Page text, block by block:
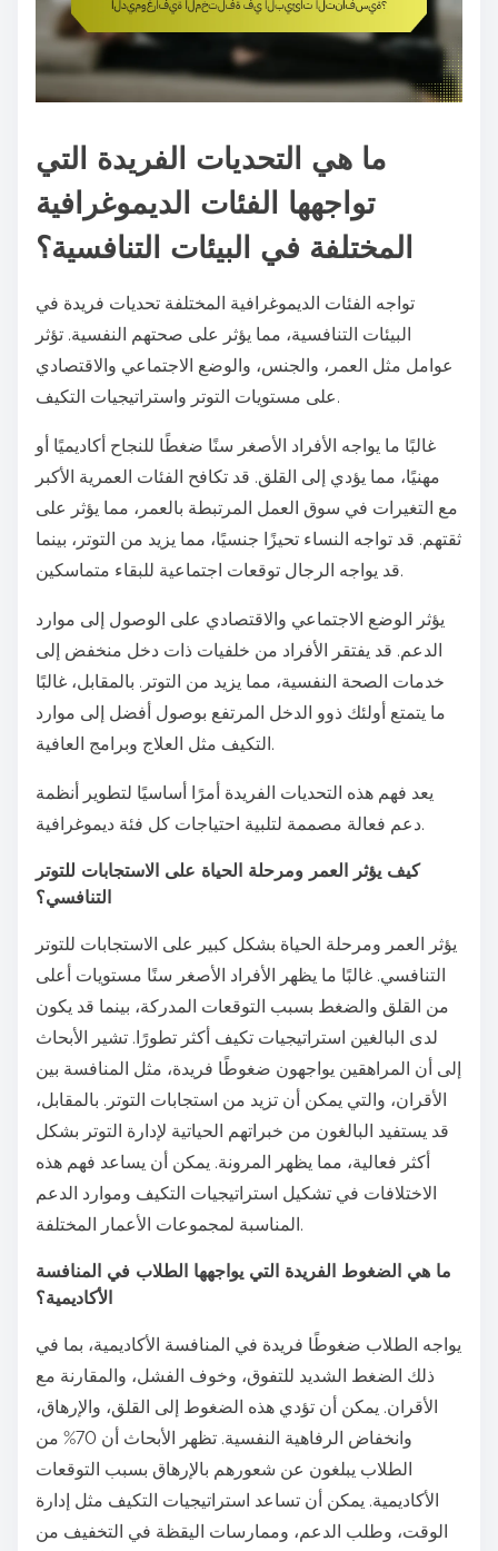
ما هي التحديات الفريدة التي
تواجهها الفئات الديموغرافية
المختلفة في البيئات التنافسية؟
تواجه الفئات الديموغرافية المختلفة تحديات فريدة في
البيئات التنافسية، مما يؤثر على صحتهم النفسية. تؤثر
عوامل مثل العمر، والجنس، والوضع الاجتماعي والاقتصادي
على مستويات التوتر واستراتيجيات التكيف.
غالبًا ما يواجه الأفراد الأصغر سنًا ضغطًا للنجاح أكاديميًا أو
مهنيًا، مما يؤدي إلى القلق. قد تكافح الفئات العمرية الأكبر
مع التغيرات في سوق العمل المرتبطة بالعمر، مما يؤثر على
ثقتهم. قد تواجه النساء تحيزًا جنسيًا، مما يزيد من التوتر، بينما
قد يواجه الرجال توقعات اجتماعية للبقاء متماسكين.
يؤثر الوضع الاجتماعي والاقتصادي على الوصول إلى موارد
الدعم. قد يفتقر الأفراد من خلفيات ذات دخل منخفض إلى
خدمات الصحة النفسية، مما يزيد من التوتر. بالمقابل، غالبًا
ما يتمتع أولئك ذوو الدخل المرتفع بوصول أفضل إلى موارد
التكيف مثل العلاج وبرامج العافية.
يعد فهم هذه التحديات الفريدة أمرًا أساسيًا لتطوير أنظمة
دعم فعالة مصممة لتلبية احتياجات كل فئة ديموغرافية.
كيف يؤثر العمر ومرحلة الحياة على الاستجابات للتوتر
التنافسي؟
يؤثر العمر ومرحلة الحياة بشكل كبير على الاستجابات للتوتر
التنافسي. غالبًا ما يظهر الأفراد الأصغر سنًا مستويات أعلى
من القلق والضغط بسبب التوقعات المدركة، بينما قد يكون
لدى البالغين استراتيجيات تكيف أكثر تطورًا. تشير الأبحاث
إلى أن المراهقين يواجهون ضغوطًا فريدة، مثل المنافسة بين
الأقران، والتي يمكن أن تزيد من استجابات التوتر. بالمقابل،
قد يستفيد البالغون من خبراتهم الحياتية لإدارة التوتر بشكل
أكثر فعالية، مما يظهر المرونة. يمكن أن يساعد فهم هذه
الاختلافات في تشكيل استراتيجيات التكيف وموارد الدعم
المناسبة لمجموعات الأعمار المختلفة.
ما هي الضغوط الفريدة التي يواجهها الطلاب في المنافسة
الأكاديمية؟
يواجه الطلاب ضغوطًا فريدة في المنافسة الأكاديمية، بما في
ذلك الضغط الشديد للتفوق، وخوف الفشل، والمقارنة مع
الأقران. يمكن أن تؤدي هذه الضغوط إلى القلق، والإرهاق،
وانخفاض الرفاهية النفسية. تظهر الأبحاث أن 70% من
الطلاب يبلغون عن شعورهم بالإرهاق بسبب التوقعات
الأكاديمية. يمكن أن تساعد استراتيجيات التكيف مثل إدارة
الوقت، وطلب الدعم، وممارسات اليقظة في التخفيف من